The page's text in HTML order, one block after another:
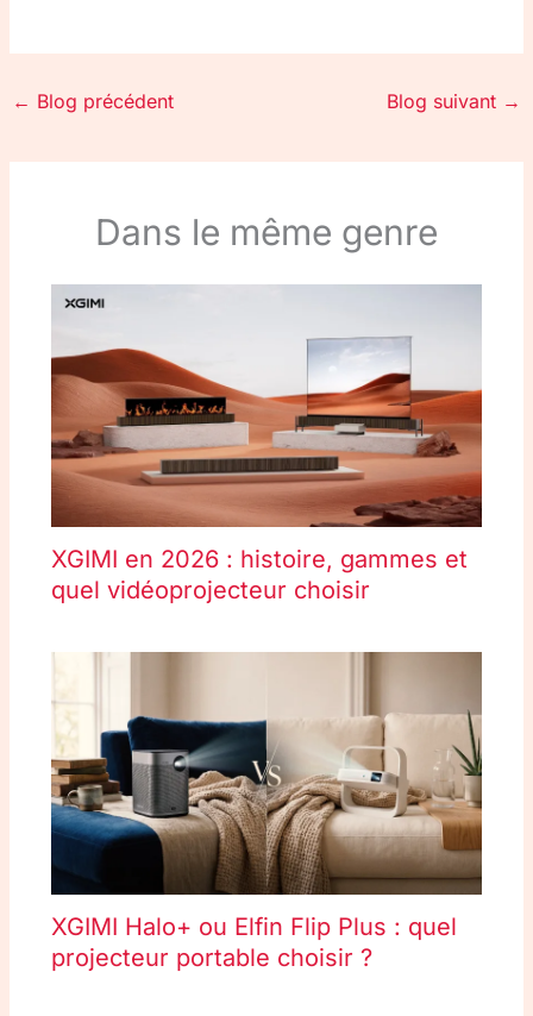
← Blog précédent Blog suivant →
Dans le même genre
XGIMI en 2026 : histoire, gammes et
quel vidéoprojecteur choisir
XGIMI Halo+ ou Elfin Flip Plus : quel
projecteur portable choisir ?